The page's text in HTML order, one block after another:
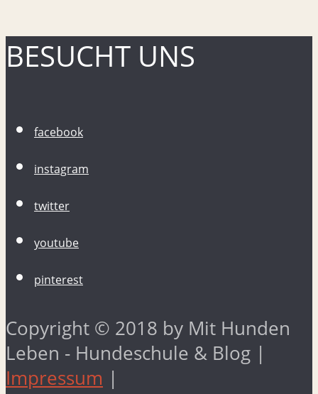
BESUCHT UNS
facebook
instagram
twitter
youtube
pinterest
Copyright © 2018 by Mit Hunden
Leben - Hundeschule & Blog |
Impressum |